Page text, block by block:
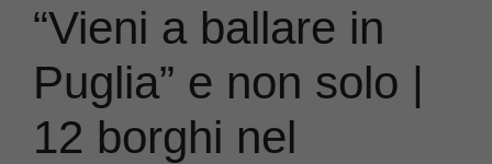
“Vieni a ballare in
Puglia” e non solo |
12 borghi nel